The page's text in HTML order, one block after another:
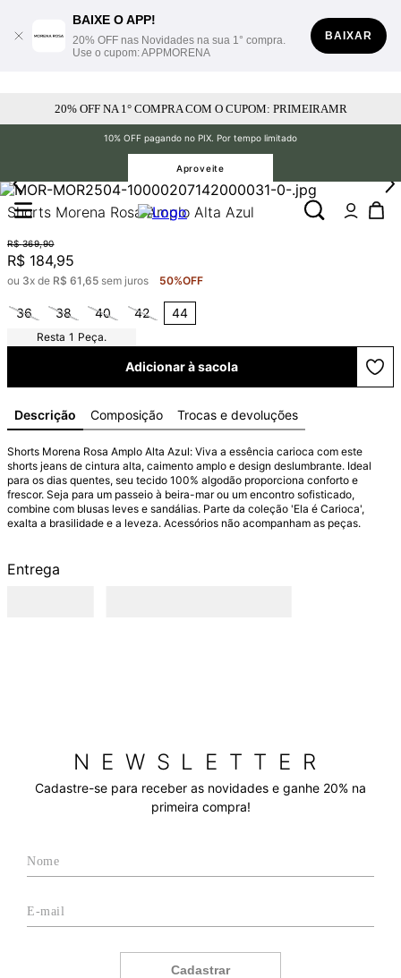
BAIXE O APP!
20% OFF nas Novidades na sua 1° compra.
Use o cupom: APPMORENA
BAIXAR
20% OFF NA 1° COMPRA COM O CUPOM: PRIMEIRAMR
10% OFF pagando no PIX. Por tempo limitado
Aproveite
Shorts Morena Rosa Amplo Alta Azul
R$ 369,90
R$ 184,95
ou 3x de R$ 61 ,65 sem juros 50%OFF
36 38 40 42 44
1 Peça.
Adicionar à sacola
Descrição Composição Trocas e devoluções
Shorts Morena Rosa Amplo Alta Azul: Viva a essência carioca com este
shorts jeans de cintura alta, caimento amplo e design deslumbrante. Ideal
para os dias quentes, seu tecido 100% algodão proporciona conforto e
frescor. Seja para um passeio à beira-mar ou um encontro sofisticado,
combine com blusas leves e sandálias. Parte da coleção 'Ela é Carioca',
exalta a brasilidade e a leveza. Acessórios não acompanham as peças.
Entrega
NEWSLETTER
Cadastre-se para receber as novidades e ganhe 20% na
primeira compra!
Cadastrar